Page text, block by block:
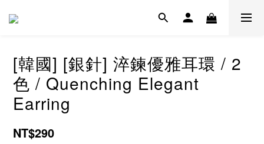
[韓國] [銀針] 淬鍊優雅耳環 / 2
色 / Quenching Elegant
Earring
NT$290